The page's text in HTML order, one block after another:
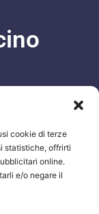
cookie di terze
statistiche, offrirti
online.
e/o negare il